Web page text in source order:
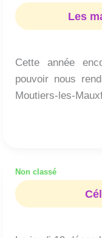
Les
Cette année
pouvoir nous
Moutiers-les-
Non classé